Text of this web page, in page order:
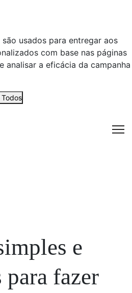
usados para entregar aos
com base nas páginas
analisar a eficácia da campanha
e
para fazer